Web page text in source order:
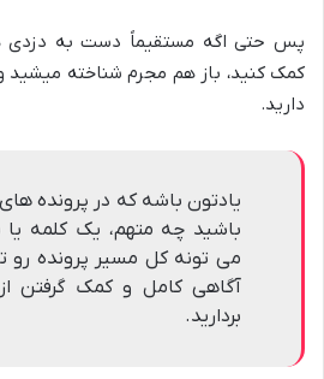
پس حتی اگه مستقیماً دست به دزدی
کمک کنید، باز هم مجرم شناخته
دارید.
یادتون باشه که در پرونده
باشید چه متهم، یک کلمه
می تونه کل مسیر پرونده رو
آگاهی کامل و کمک گرفتن از
بردارید.